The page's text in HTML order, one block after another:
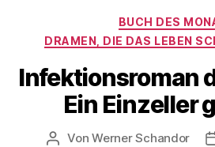
BUCH DES
DRAMEN, DIE DAS LEBEN
Infektionsroman
Ein Einzeller
Beitragsautor
VonWerner Schandor